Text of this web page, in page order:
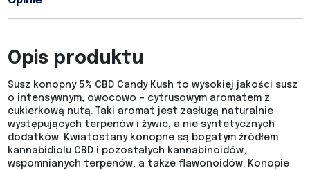
Opis produktu
Susz konopny 5% CBD Candy Kush to wysokiej jakości susz
o intensywnym, owocowo – cytrusowym aromatem z
cukierkową nutą. Taki aromat jest zasługą naturalnie
występujących terpenów i żywic, a nie syntetycznych
dodatków. Kwiatostany konopne są bogatym źródłem
kannabidiolu CBD i pozostałych kannabinoidów,
wspomnianych terpenów, a także flawonoidów. Konopie